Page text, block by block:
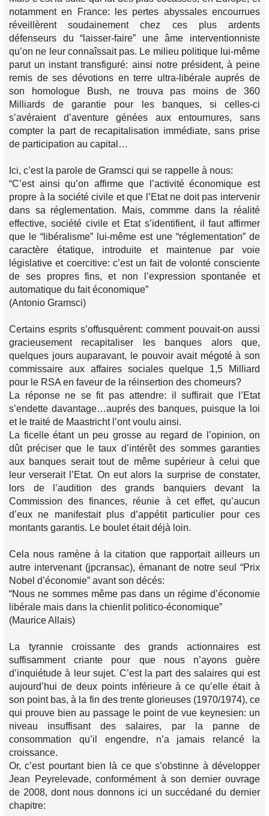
notamment en France: les pertes abyssales encourrues
réveillèrent soudainement chez ces plus ardents
défenseurs du “laisser-faire” une âme interventionniste
qu’on ne leur connaîssait pas. Le milieu politique lui-même
parut un instant transfiguré: ainsi notre président, à peine
remis de ses dévotions en terre ultra-libérale auprés de
son homologue Bush, ne trouva pas moins de 360
Milliards de garantie pour les banques, si celles-ci
s’avéraient d’aventure génées aux entournures, sans
compter la part de recapitalisation immédiate, sans prise
de participation au capital…
Ici, c’est la parole de Gramsci qui se rappelle à nous:
“C’est ainsi qu’on affirme que l’activité économique est
propre à la société civile et que l’Etat ne doit pas intervenir
dans sa réglementation. Mais, commme dans la réalité
effective, société civile et Etat s’identifient, il faut affirmer
que le “libéralisme” lui-même est une “réglementation” de
caractère étatique, introduite et maintenue par voie
législative et coercitive: c’est un fait de volonté consciente
de ses propres fins, et non l’expression spontanée et
automatique du fait économique”
(Antonio Gramsci)
Certains esprits s’offusquèrent: comment pouvait-on aussi
gracieusement recapitaliser les banques alors que,
quelques jours auparavant, le pouvoir avait mégoté à son
commissaire aux affaires sociales quelque 1,5 Milliard
pour le RSA en faveur de la réinsertion des chomeurs?
La réponse ne se fit pas attendre: il suffirait que l’Etat
s’endette davantage…auprés des banques, puisque la loi
et le traité de Maastricht l’ont voulu ainsi.
La ficelle étant un peu grosse au regard de l’opinion, on
dût préciser que le taux d’intérêt des sommes garanties
aux banques serait tout de même supérieur à celui que
leur verserait l’Etat. On eut alors la surprise de constater,
lors de l’audition des grands banquiers devant la
Commission des finances, réunie à cet effet, qu’aucun
d’eux ne manifestait plus d’appétit particulier pour ces
montants garantis. Le boulet était déjà loin.
Cela nous ramène à la citation que rapportait ailleurs un
autre intervenant (jpcransac), émanant de notre seul “Prix
Nobel d’économie” avant son décés:
“Nous ne sommes même pas dans un régime d’économie
libérale mais dans la chienlit politico-économique”
(Maurice Allais)
La tyrannie croissante des grands actionnaires est
suffisamment criante pour que nous n’ayons guère
d’inquiétude à leur sujet. C’est la part des salaires qui est
aujourd’hui de deux points inférieure à ce qu’elle était à
son point bas, à la fin des trente glorieuses (1970/1974), ce
qui prouve bien au passage le point de vue keynesien: un
niveau insuffisant des salaires, par la panne de
consommation qu’il engendre, n’a jamais relancé la
croissance.
Or, c’est pourtant bien là ce que s’obstinne à développer
Jean Peyrelevade, conformément à son dernier ouvrage
de 2008, dont nous donnons ici un succédané du dernier
chapitre: